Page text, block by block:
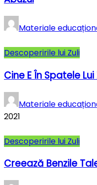
Materiale
Descoperirile lui Zuli
Cine E În Spatele Lui
Materiale
2021
Descoperirile lui Zuli
Creează Benzile